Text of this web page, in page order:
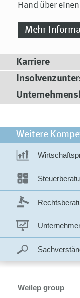
Hand über
Mehr
Karriere
Weitere
Weilep group